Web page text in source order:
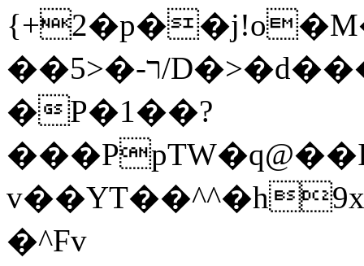
��ר-�<5/D�>�d�����1!u8JP�@TE�
�P�1��?
�^Fv